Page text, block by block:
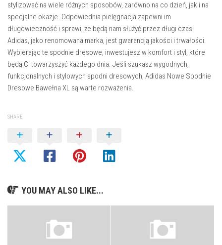
stylizować na wiele różnych sposobów, zarówno na co dzień, jak i na
specjalne okazje. Odpowiednia pielęgnacja zapewni im
długowieczność i sprawi, że będą nam służyć przez długi czas.
Adidas, jako renomowana marka, jest gwarancją jakości i trwałości.
Wybierając te spodnie dresowe, inwestujesz w komfort i styl, które
będą Ci towarzyszyć każdego dnia. Jeśli szukasz wygodnych,
funkcjonalnych i stylowych spodni dresowych, Adidas Nowe Spodnie
Dresowe Bawełna XL są warte rozważenia.
SHARE
YOU MAY ALSO LIKE...